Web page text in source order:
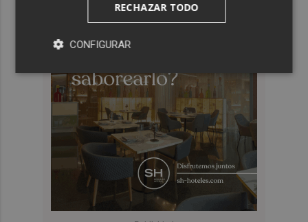
RECHAZAR TODO
CONFIGURAR